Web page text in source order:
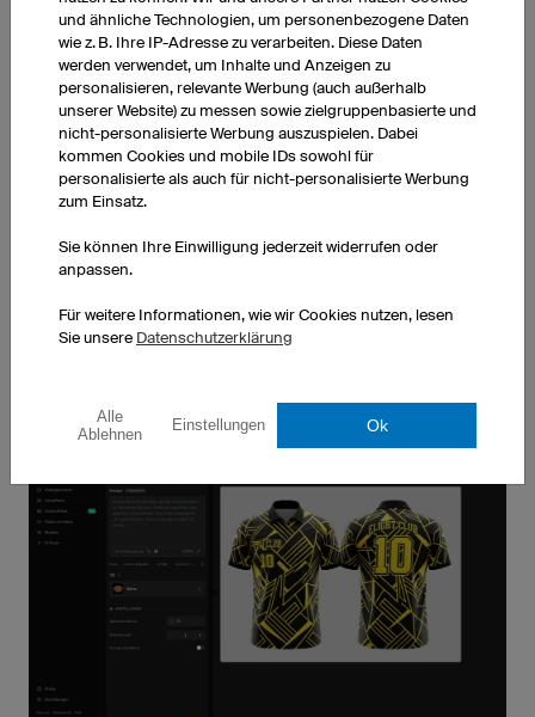
MOTOCROSS TRIKOTS
Mehr erfahren
MOUNTAINBIKETRIKOTS
Mehr erfahren
und ähnliche Technologien, um personenbezogene Daten
wie z. B. Ihre IP-Adresse zu verarbeiten. Diese Daten
werden verwendet, um Inhalte und Anzeigen zu
personalisieren, relevante Werbung (auch außerhalb
unserer Website) zu messen sowie zielgruppenbasierte und
nicht-personalisierte Werbung auszuspielen. Dabei
kommen Cookies und mobile IDs sowohl für
personalisierte als auch für nicht-personalisierte Werbung
zum Einsatz.
Sie können Ihre Einwilligung jederzeit widerrufen oder
anpassen.
Für weitere Informationen, wie wir Cookies nutzen, lesen
Sie unsere Datenschutzerklärung
Alle
Ablehnen
Einstellungen Ok